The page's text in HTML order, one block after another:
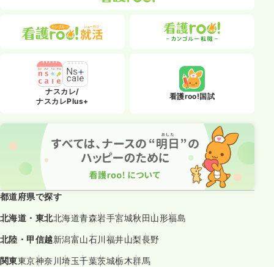
ナスカレ/
ナスカレPlus+
看護roo!国試
都道府県で探す
北海道・東北北海道青森岩手宮城秋田山形福島
北陸・甲信越新潟富山石川福井山梨長野
関東東京神奈川埼玉千葉茨城栃木群馬